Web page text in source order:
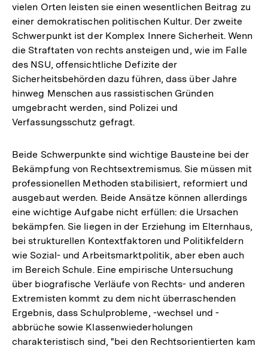
vielen Orten leisten sie einen wesentlichen Beitrag zu
einer demokratischen politischen Kultur. Der zweite
Schwerpunkt ist der Komplex Innere Sicherheit. Wenn
die Straftaten von rechts ansteigen und, wie im Falle
des NSU, offensichtliche Defizite der
Sicherheitsbehörden dazu führen, dass über Jahre
hinweg Menschen aus rassistischen Gründen
umgebracht werden, sind Polizei und
Verfassungsschutz gefragt.
Beide Schwerpunkte sind wichtige Bausteine bei der
Bekämpfung von Rechtsextremismus. Sie müssen mit
professionellen Methoden stabilisiert, reformiert und
ausgebaut werden. Beide Ansätze können allerdings
eine wichtige Aufgabe nicht erfüllen: die Ursachen
bekämpfen. Sie liegen in der Erziehung im Elternhaus,
bei strukturellen Kontextfaktoren und Politikfeldern
wie Sozial- und Arbeitsmarktpolitik, aber eben auch
im Bereich Schule. Eine empirische Untersuchung
über biografische Verläufe von Rechts- und anderen
Extremisten kommt zu dem nicht überraschenden
Ergebnis, dass Schulprobleme, -wechsel und -
abbrüche sowie Klassenwiederholungen
charakteristisch sind, "bei den Rechtsorientierten kam